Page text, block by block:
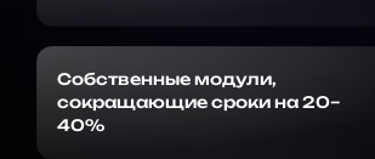
Собственные модули,
сокращающие сроки на 20–
40%